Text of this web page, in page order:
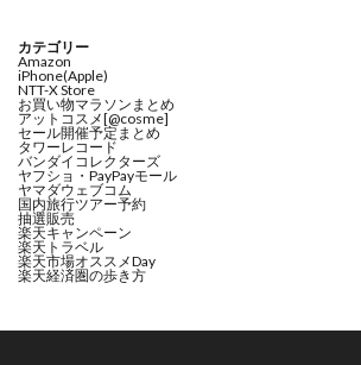
カテゴリー
Amazon
iPhone(Apple)
NTT-X Store
お買い物マラソンまとめ
アットコスメ[@cosme]
セール開催予定まとめ
タワーレコード
バンダイコレクターズ
ヤフショ・PayPayモール
ヤマダウェブコム
国内旅行ツアー予約
抽選販売
楽天キャンペーン
楽天トラベル
楽天市場オススメDay
楽天経済圏の歩き方